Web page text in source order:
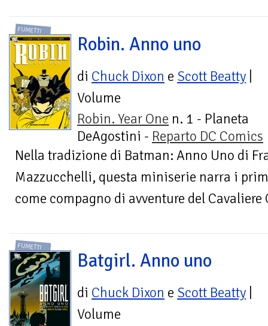
FUMETTI
Robin. Anno uno
di Chuck Dixon e Scott Beatty
Volume
Robin. Year One n. 1 - Planeta
DeAgostini - Reparto DC Comics
Nella tradizione di Batman: Anno Uno di
Mazzucchelli, questa miniserie narra i
come compagno di avventure del Cavaliere
FUMETTI
Batgirl. Anno uno
di Chuck Dixon e Scott Beatty
Volume